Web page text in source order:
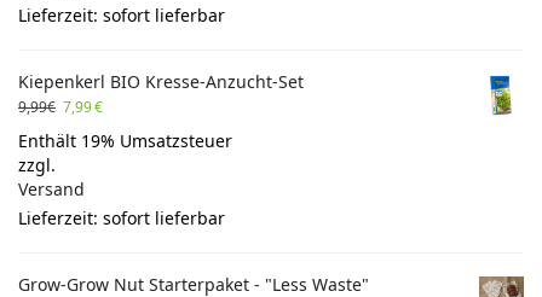
Lieferzeit: sofort lieferbar
Kiepenkerl BIO Kresse-Anzucht-Set
9,99€ 7,99€
Enthält 19% Umsatzsteuer
zzgl.
Versand
Lieferzeit: sofort lieferbar
Grow-Grow Nut Starterpaket - "Less Waste"